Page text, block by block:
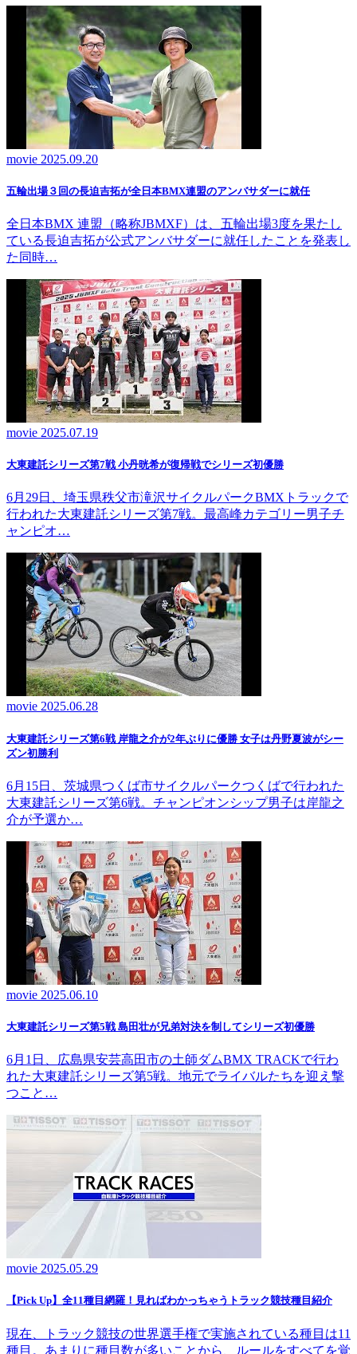
movie 2025.09.20
五輪出場３回の長迫吉拓が全日本BMX連盟のアンバサダーに就任
全日本BMX 連盟（略称JBMXF）は、五輪出場3度を果たし
ている長迫吉拓が公式アンバサダーに就任したことを発表し
た同時…
movie 2025.07.19
大東建託シリーズ第7戦 ⼩丹晄希が復帰戦でシリーズ初優勝
6月29日、埼玉県秩父市滝沢サイクルパークBMXトラックで
行われた大東建託シリーズ第7戦。最高峰カテゴリー男子チ
ャンピオ…
movie 2025.06.28
大東建託シリーズ第6戦 岸龍之介が2年ぶりに優勝 女子は丹野夏波がシー
ズン初勝利
6月15日、茨城県つくば市サイクルパークつくばで行われた
大東建託シリーズ第6戦。チャンピオンシップ男子は岸龍之
介が予選か…
movie 2025.06.10
大東建託シリーズ第5戦 島田壮が兄弟対決を制してシリーズ初優勝
6月1日、広島県安芸高田市の土師ダムBMX TRACKで行わ
れた大東建託シリーズ第5戦。地元でライバルたちを迎え撃
つこと…
movie 2025.05.29
【Pick Up】全11種目網羅！見ればわかっちゃうトラック競技種目紹介
現在、トラック競技の世界選手権で実施されている種目は11
種目。あまりに種目数が多いことから、ルールをすべてを覚